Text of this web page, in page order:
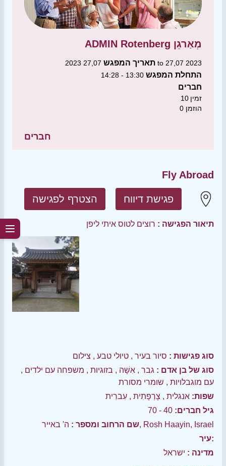
ADMIN Rotenberg מְאַרגֵן
תאריך המפגש 27,07 2023 to 27,07 2023
התחלת המפגש 13:30 - 14:28
חברים
10 זמין
0 הוזמן
חברים
Fly Abroad
הצטרף לפגישה פגישת דיווח
תיאור הפגישה : רוצים לטוס איתי ליפן
סוג פגישות : סיור בעיר , טיולי טבע , צילום
סוג של בן אדם : גבר , אִשָׁה , בזוגיות , משפחה עם ילדים ,
עם מוגבלויות , שומרי מסורת
שפות: אנגלית , צָרְפָתִית , עִברִית
גיל חברים: 40 - 70
שם הרחוב ומספר :ה' באייר, Rosh Haayin, Israel
עיר:
מדינה : ישראל